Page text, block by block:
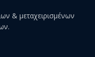
& μεταχειρισμένων